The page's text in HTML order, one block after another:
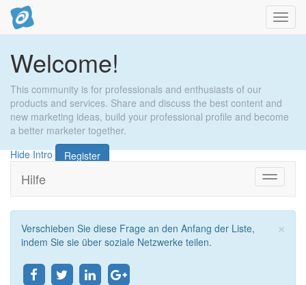
Welcome!
This community is for professionals and enthusiasts of our
products and services. Share and discuss the best content and
new marketing ideas, build your professional profile and become
a better marketer together.
Hide Intro
Register
Zu
Hilfe
×
Verschieben Sie diese Frage an den Anfang der Liste,
indem Sie sie über soziale Netzwerke teilen.